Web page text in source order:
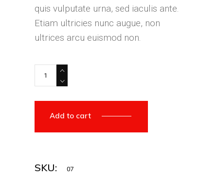
quis vulputate urna, sed iaculis ante.
Etiam ultricies nunc augue, non
ultrices arcu euismod non.
Add to cart
SKU: 07